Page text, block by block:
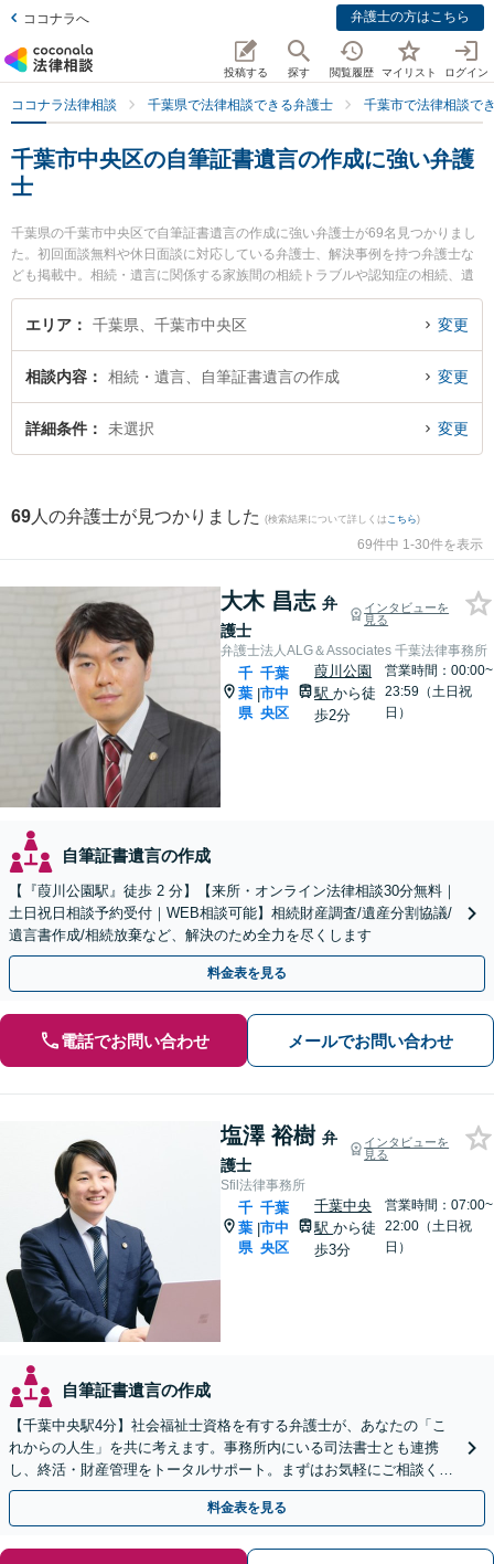
ココナラへ 弁護士の方はこちら
投稿する 探す 閲覧履歴 マイリスト ログイン
ココナラ法律相談 千葉県で法律相談できる弁護士 千葉市で法律相談で
千葉市中央区の自筆証書遺言の作成に強い弁護
士
千葉県の千葉市中央区で自筆証書遺言の作成に強い弁護士が69名見つかりまし
た。初回面談無料や休日面談に対応している弁護士、解決事例を持つ弁護士な
ども掲載中。相続・遺言に関係する家族間の相続トラブルや認知症の相続、遺
産分割等の細かな分野での絞り込み検索もでき便利です。特に弁護士法人ALG
＆Associates 千葉法律事務所の大木 昌志弁護士やSfil法律事務所の塩澤 裕樹弁
筆証書遺言の作成のトラブルを今すぐに弁護士に相談したい』『自筆証書遺言
の作成のトラブル解決の実績豊富な近くの弁護士を検索したい』『初回相談無
料で自筆証書遺言の作成を法律相談できる千葉市中央区内の弁護士に相談予約
エリア 千葉県、千葉市中央区 変更
相談内容 相続・遺言、自筆証書遺言の作成 変更
詳細条件 未選択 変更
69 人の弁護士が見つかりました (検索結果について詳しくは こちら)
69件中 1-30件を表示
大木 昌志 弁
護士
インタビューを
見る
弁護士法人ALG＆Associates 千葉法律事務所
千
葉
県
|
千葉
市中
央区
葭川公園
駅から徒
歩2分
営業時間：00:00~
23:59（土日祝
日）
自筆証書遺言の作成
【『葭川公園駅』徒歩 2 分】【来所・オンライン法律相談30分無料｜
土日祝日相談予約受付｜WEB相談可能】相続財産調査/遺産分割協議/
遺言書作成/相続放棄など、解決のため全力を尽くします
料金表を見る
電話でお問い合わせ メールでお問い合わせ
塩澤 裕樹 弁
護士
インタビューを
見る
Sfil法律事務所
千
葉
県
|
千葉
市中
央区
千葉中央
駅から徒
歩3分
営業時間：07:00~
22:00（土日祝
日）
自筆証書遺言の作成
【千葉中央駅4分】社会福祉士資格を有する弁護士が、あなたの「こ
れからの人生」を共に考えます。事務所内にいる司法書士とも連携
し、終活・財産管理をトータルサポート。まずはお気軽にご相談くだ
さい【休日・夜間相談可】【出張相談も柔軟に対応】
料金表を見る